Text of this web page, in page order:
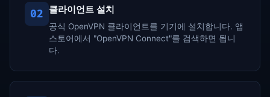
02 클라이언트 설치
공식 OpenVPN 클라이언트를 기기에 설치합니다. 앱
스토어에서 "OpenVPN Connect"를 검색하면 됩니
다.